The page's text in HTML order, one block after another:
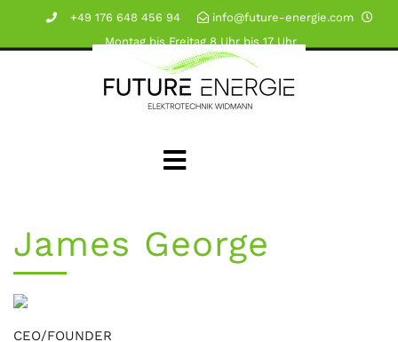
+49 176 648 456 94
info@future-energie.com
Montag bis Freitag 8 Uhr bis 17 Uhr
James George
CEO/FOUNDER